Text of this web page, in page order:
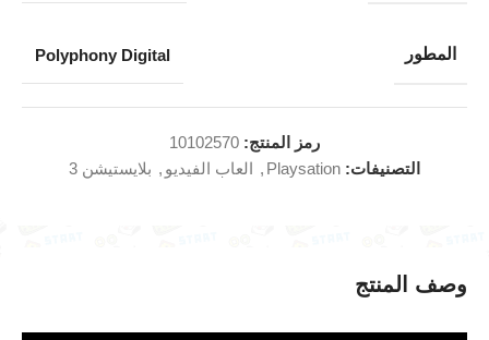
وصف المنتج
المطور Polyphony Digital
رمز المنتج: 10102570
التصنيفات: Playsation
, العاب الفيديو , بلايستيشن 3